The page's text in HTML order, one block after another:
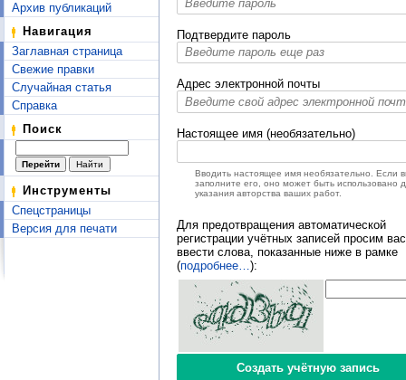
Архив публикаций
Навигация
Заглавная страница
Свежие правки
Случайная статья
Справка
Поиск
Инструменты
Спецстраницы
Версия для печати
Подтвердите пароль
Адрес электронной почты
Настоящее имя (необязательно)
Вводить настоящее имя необязательно. Если
заполните его, оно может быть использовано
указания авторства ваших работ.
Для предотвращения автоматической
регистрации учётных записей просим вас
ввести слова, показанные ниже в рамке
(подробнее… ):